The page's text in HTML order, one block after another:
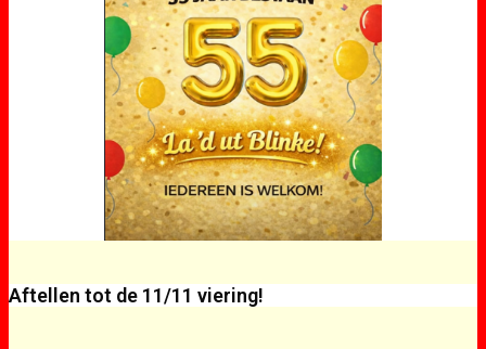
Aftellen tot de 11/11 viering!